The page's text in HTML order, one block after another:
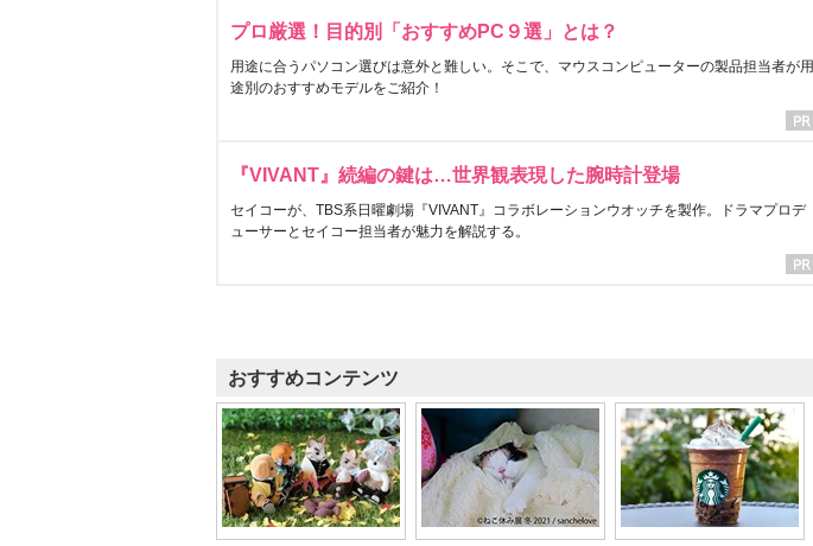
プロ厳選！目的別「おすすめPC９選」とは？
用途に合うパソコン選びは意外と難しい。そこで、マウスコンピューターの製品担当者が用
途別のおすすめモデルをご紹介！
『VIVANT』続編の鍵は…世界観表現した腕時計登場
セイコーが、TBS系日曜劇場『VIVANT』コラボレーションウオッチを製作。ドラマプロデ
ューサーとセイコー担当者が魅力を解説する。
おすすめコンテンツ